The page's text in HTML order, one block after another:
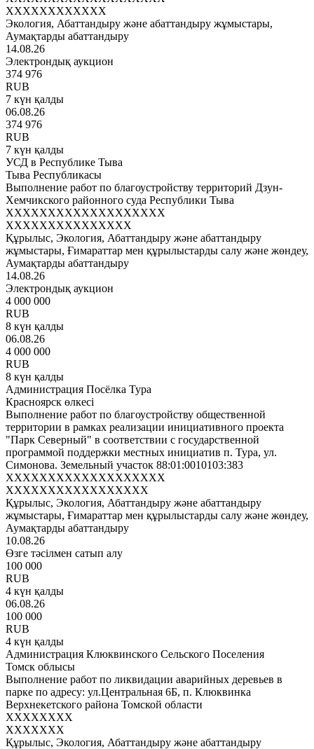
XXXXXXXXXXXX
Экология, Абаттандыру және абаттандыру жұмыстары,
Аумақтарды абаттандыру
14.08.26
Электрондық аукцион
374 976
RUB
7 күн қалды
06.08.26
374 976
RUB
7 күн қалды
УСД в Республике Тыва
Тыва Республикасы
Выполнение работ по благоустройству территорий Дзун-
Хемчикского районного суда Республики Тыва
XXXXXXXXXXXXXXXXXXX
XXXXXXXXXXXXXXX
Құрылыс, Экология, Абаттандыру және абаттандыру
жұмыстары, Ғимараттар мен құрылыстарды салу және жөндеу,
Аумақтарды абаттандыру
14.08.26
Электрондық аукцион
4 000 000
RUB
8 күн қалды
06.08.26
4 000 000
RUB
8 күн қалды
Администрация Посёлка Тура
Красноярск өлкесі
Выполнение работ по благоустройству общественной
территории в рамках реализации инициативного проекта
"Парк Северный" в соответствии с государственной
программой поддержки местных инициатив п. Тура, ул.
Симонова. Земельный участок 88:01:0010103:383
XXXXXXXXXXXXXXXXXXX
XXXXXXXXXXXXXXXXX
Құрылыс, Экология, Абаттандыру және абаттандыру
жұмыстары, Ғимараттар мен құрылыстарды салу және жөндеу,
Аумақтарды абаттандыру
10.08.26
Өзге тәсілмен сатып алу
100 000
RUB
4 күн қалды
06.08.26
100 000
RUB
4 күн қалды
Администрация Клюквинского Сельского Поселения
Томск облысы
Выполнение работ по ликвидации аварийных деревьев в
парке по адресу: ул.Центральная 6Б, п. Клюквинка
Верхнекетского района Томской области
XXXXXXXX
XXXXXXX
Құрылыс, Экология, Абаттандыру және абаттандыру